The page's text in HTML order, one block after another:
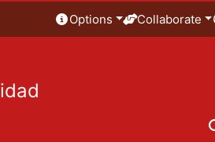
Options Collaborate